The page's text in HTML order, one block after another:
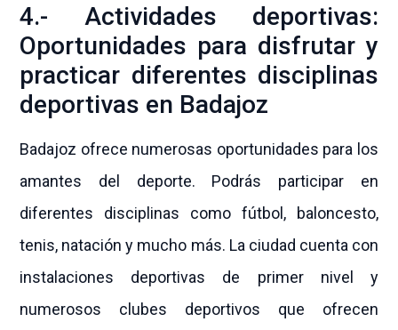
4.- Actividades deportivas:
Oportunidades para disfrutar y
practicar diferentes disciplinas
deportivas en Badajoz
Badajoz ofrece numerosas oportunidades para los
amantes del deporte. Podrás participar en
diferentes disciplinas como fútbol, baloncesto,
tenis, natación y mucho más. La ciudad cuenta con
instalaciones deportivas de primer nivel y
numerosos clubes deportivos que ofrecen